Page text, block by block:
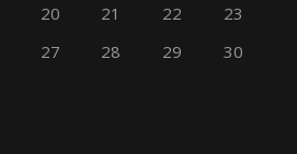
20 21 22
23
27 28 29
30